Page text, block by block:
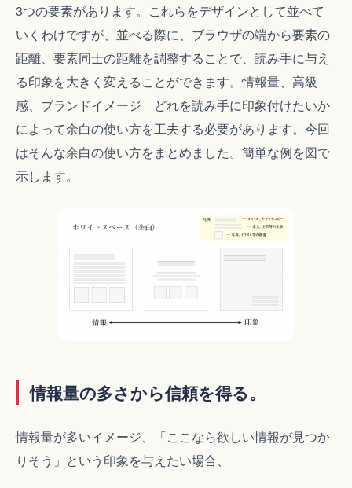
3つの要素があります。これらをデザインとして並べて
いくわけですが、並べる際に、ブラウザの端から要素の
距離、要素同士の距離を調整することで、読み手に与え
る印象を大きく変えることができます。情報量、高級
感、ブランドイメージ どれを読み手に印象付けたいか
によって余白の使い方を工夫する必要があります。今回
はそんな余白の使い方をまとめました。簡単な例を図で
示します。
情報量の多さから信頼を得る。
情報量が多いイメージ、「ここなら欲しい情報が見つか
りそう」という印象を与えたい場合、